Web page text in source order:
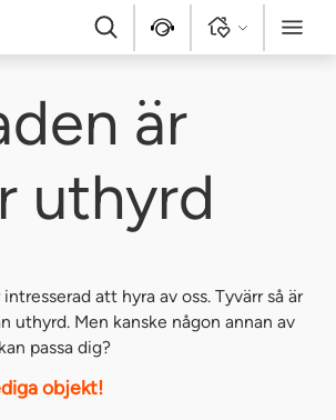
Sök Kontakt Logga in Meny
är
uthyrd
att hyra av oss. Tyvärr så är
uthyrd. Men kanske någon annan av
passa dig?
objekt!